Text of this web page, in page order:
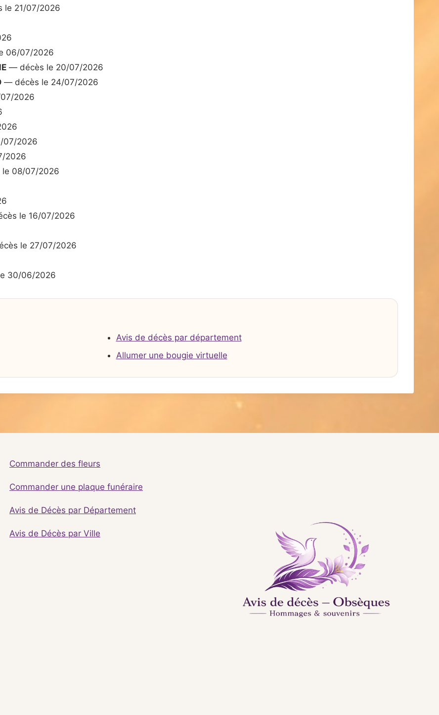
le 21/07/2026
06/07/2026
— décès le 20/07/2026
— décès le 24/07/2026
2026
07/2026
2026
08/07/2026
le 16/07/2026
le 27/07/2026
30/06/2026
Avis de décès par département
Allumer une bougie virtuelle
Commander des fleurs
Commander une plaque funéraire
Avis de Décès par Département
Avis de Décès par Ville